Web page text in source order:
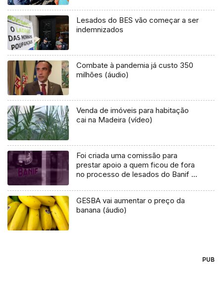
Lesados do BES vão começar a ser
indemnizados
Combate à pandemia já custo 350
milhões (áudio)
Venda de imóveis para habitação
cai na Madeira (vídeo)
Foi criada uma comissão para
prestar apoio a quem ficou de fora
no processo de lesados do Banif e
GESBA vai aumentar o preço da
banana (áudio)
PUB